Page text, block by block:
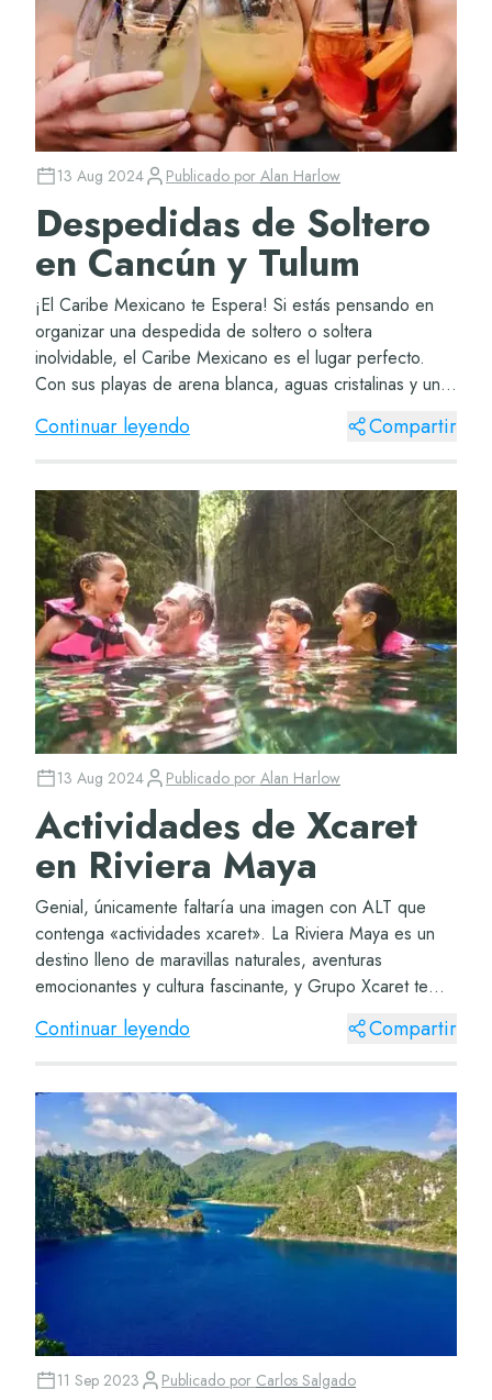
13 Aug 2024 Publicado por Alan Harlow
Despedidas de Soltero
en Cancún y Tulum
¡El Caribe Mexicano te Espera! Si estás pensando en
organizar una despedida de soltero o soltera
inolvidable, el Caribe Mexicano es el lugar perfecto.
Con sus playas de arena blanca, aguas cristalinas y una
vida nocturna vibrante, Cancún y Tulum tien...
Continuar leyendo Compartir
13 Aug 2024 Publicado por Alan Harlow
Actividades de Xcaret
en Riviera Maya
Genial, únicamente faltaría una imagen con ALT que
contenga «actividades xcaret». La Riviera Maya es un
destino lleno de maravillas naturales, aventuras
emocionantes y cultura fascinante, y Grupo Xcaret te
ofrece la oportunidad de descubrirlo todo a...
Continuar leyendo Compartir
11 Sep 2023 Publicado por Carlos Salgado